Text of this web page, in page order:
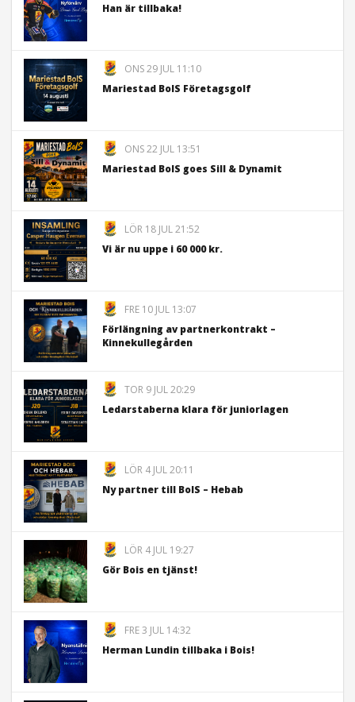
Han är tillbaka!
ONS 29 JUL 11:10
Mariestad BoIS Företagsgolf
ONS 22 JUL 13:51
Mariestad BoIS goes Sill & Dynamit
LÖR 18 JUL 21:52
Vi är nu uppe i 60 000 kr.
FRE 10 JUL 13:07
Förlängning av partnerkontrakt –
Kinnekullegården
TOR 9 JUL 20:29
Ledarstaberna klara för juniorlagen
LÖR 4 JUL 20:11
Ny partner till BoIS – Hebab
LÖR 4 JUL 19:27
Gör Bois en tjänst!
FRE 3 JUL 14:32
Herman Lundin tillbaka i Bois!